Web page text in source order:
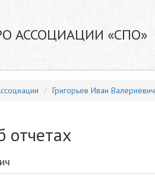
АССОЦИАЦИИ «СПО»
Григорьев Иван Валериевич
отчетах